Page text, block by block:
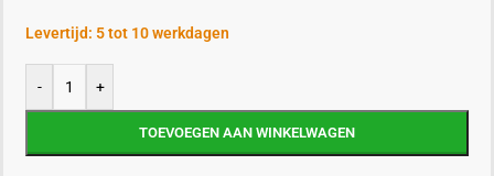
Levertijd: 5 tot 10 werkdagen
- +
TOEVOEGEN AAN WINKELWAGEN